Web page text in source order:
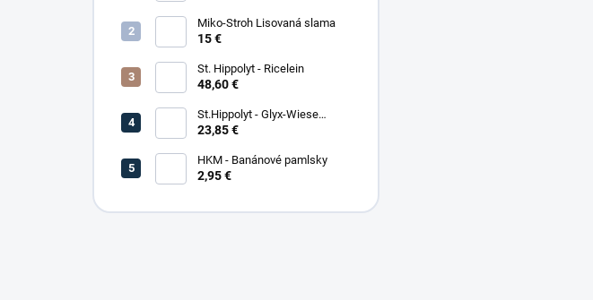
Miko-Stroh Lisovaná slama
15 €
St. Hippolyt - Ricelein
48,60 €
St.Hippolyt - Glyx-Wiese
Seniorfaser
23,85 €
HKM - Banánové pamlsky
2,95 €